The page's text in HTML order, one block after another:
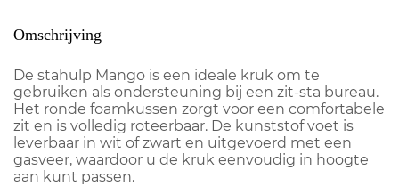
Omschrijving
De stahulp Mango is een ideale kruk om te
gebruiken als ondersteuning bij een zit-sta bureau.
Het ronde foamkussen zorgt voor een comfortabele
zit en is volledig roteerbaar. De kunststof voet is
leverbaar in wit of zwart en uitgevoerd met een
gasveer, waardoor u de kruk eenvoudig in hoogte
aan kunt passen.